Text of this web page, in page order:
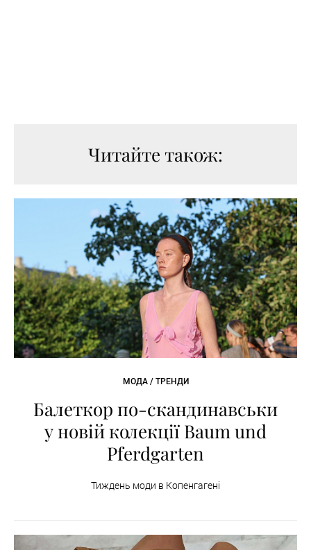
Читайте також:
МОДА / ТРЕНДИ
Балеткор по-скандинавськи
у новій колекції Baum und
Pferdgarten
Тиждень моди в Копенгагені